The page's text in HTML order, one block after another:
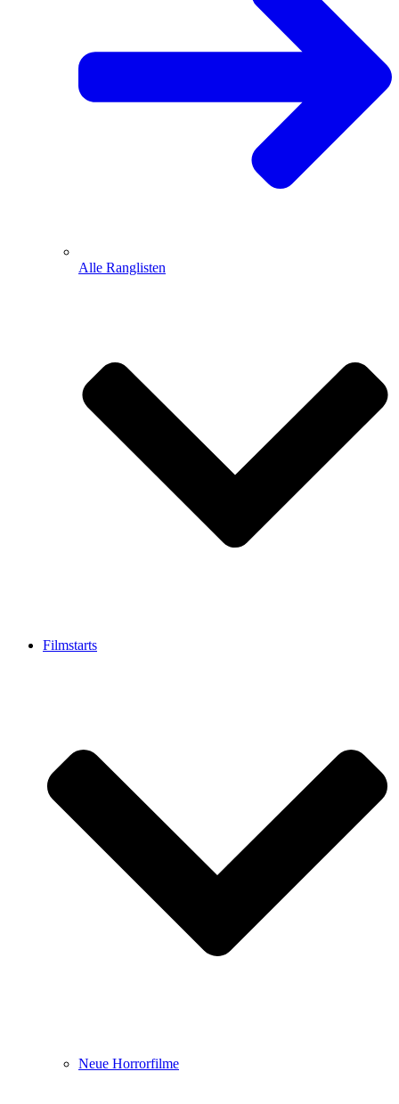
Alle Ranglisten
Filmstarts
Neue Horrorfilme